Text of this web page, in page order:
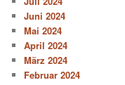
Juni 2024
Mai 2024
April 2024
März 2024
Februar 2024